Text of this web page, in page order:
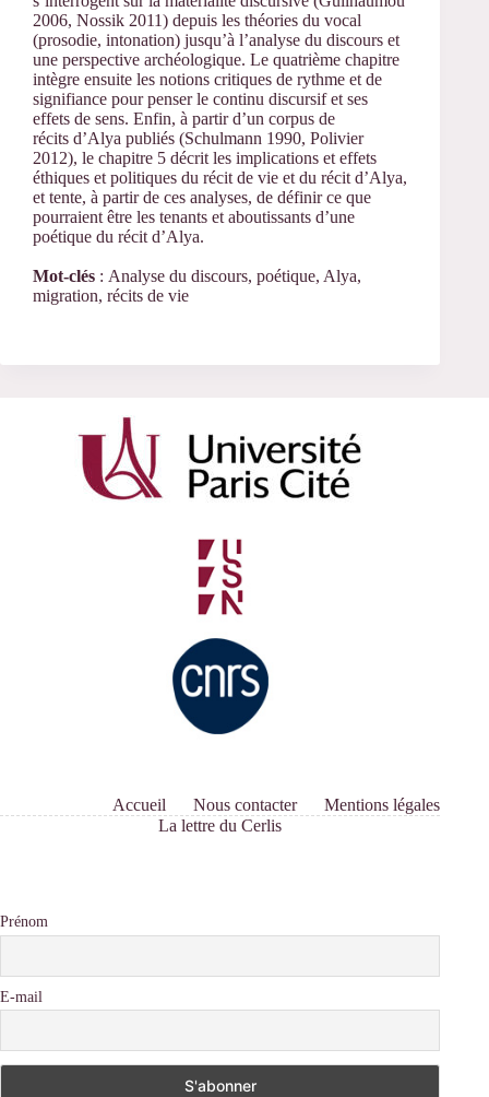
2006, Nossik 2011) depuis les théories du vocal
(prosodie, intonation) jusqu’à l’analyse du discours et
une perspective archéologique. Le quatrième chapitre
intègre ensuite les notions critiques de rythme et de
signifiance pour penser le continu discursif et ses
effets de sens. Enfin, à partir d’un corpus de
récits d’Alya publiés (Schulmann 1990, Polivier
2012), le chapitre 5 décrit les implications et effets
éthiques et politiques du récit de vie et du récit d’Alya,
et tente, à partir de ces analyses, de définir ce que
pourraient être les tenants et aboutissants d’une
poétique du récit d’Alya.
Mot-clés : Analyse du discours, poétique, Alya,
migration, récits de vie
Accueil Nous contacter
Mentions légales
La lettre du Cerlis
Prénom
E-mail